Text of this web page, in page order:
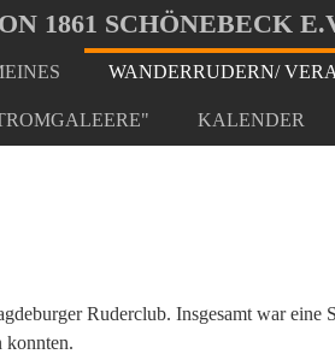
1861 SCHÖNEBECK
WANDERRUDERN/
KALENDER
Ruderclub. Insgesamt war eine
konnten.